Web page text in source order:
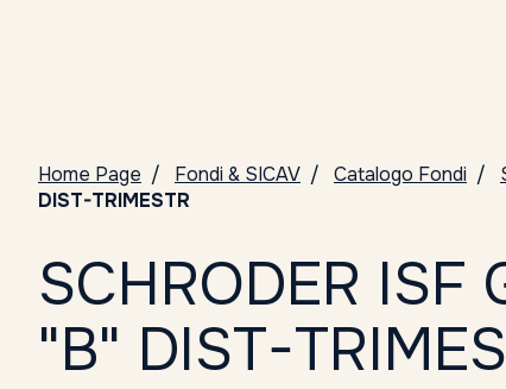
Home Page Fondi & SICAV Catalogo Fondi
DIST-TRIMESTR
SCHRODER ISF
"B" DIST-